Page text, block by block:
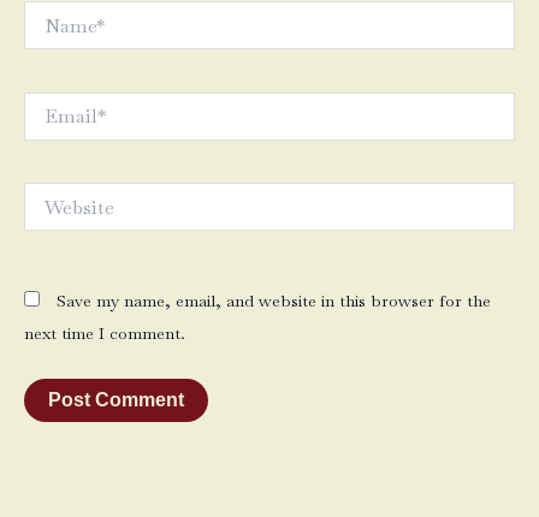
Save my name, email, and website in this browser for the
next time I comment.